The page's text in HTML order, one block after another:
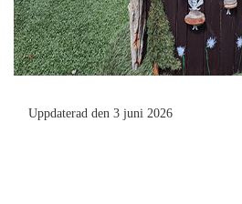
Uppdaterad den 3 juni 2026